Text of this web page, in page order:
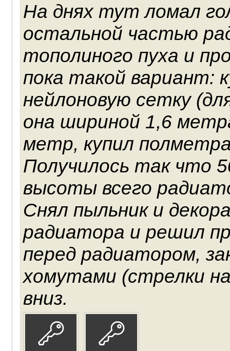
На днях тут ломал
остальной частью
тополиного пуха и
пока такой вариант:
нейлоновую сетку
она шириной 1,6
метр, купил
Получилось так что
высоты всего
Снял пыльник и
радиатора и решил
перед радиатором,
хомутами (стрелки
вниз.